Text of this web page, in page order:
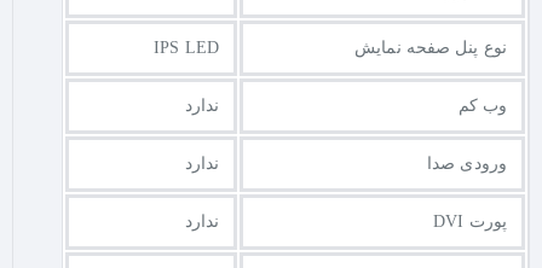
نوع پنل صفحه نمایش IPS LED
وب کم ندارد
ورودی صدا ندارد
پورت DVI ندارد